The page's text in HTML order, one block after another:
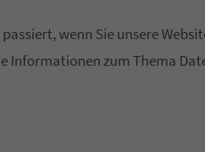
wenn Sie unsere
Informationen zum Thema